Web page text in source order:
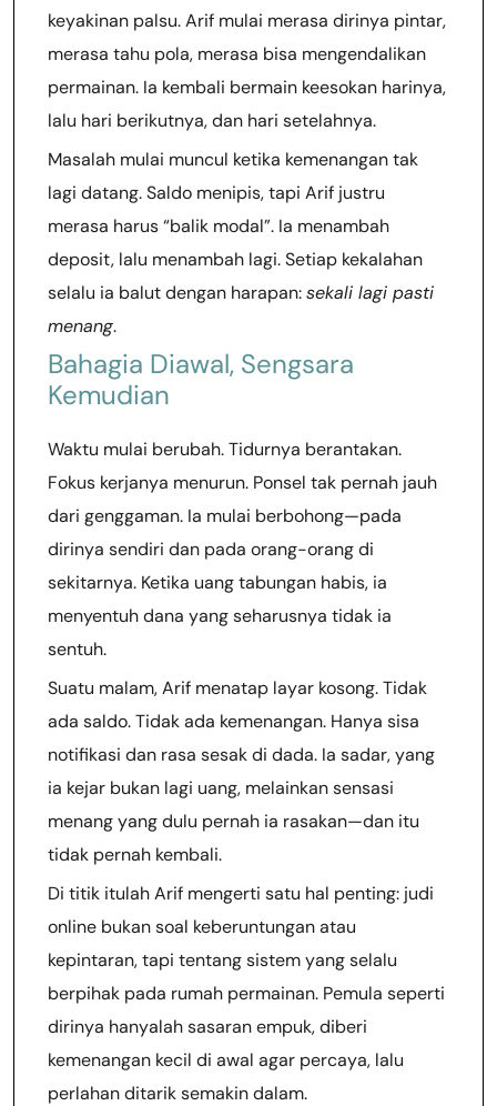
keyakinan palsu. Arif mulai merasa dirinya pintar,
merasa tahu pola, merasa bisa mengendalikan
permainan. Ia kembali bermain keesokan harinya,
lalu hari berikutnya, dan hari setelahnya.
Masalah mulai muncul ketika kemenangan tak
lagi datang. Saldo menipis, tapi Arif justru
merasa harus “balik modal”. Ia menambah
deposit, lalu menambah lagi. Setiap kekalahan
selalu ia balut dengan harapan:sekali lagi pasti
menang.
Bahagia Diawal, Sengsara
Kemudian
Waktu mulai berubah. Tidurnya berantakan.
Fokus kerjanya menurun. Ponsel tak pernah jauh
dari genggaman. Ia mulai berbohong—pada
dirinya sendiri dan pada orang-orang di
sekitarnya. Ketika uang tabungan habis, ia
menyentuh dana yang seharusnya tidak ia
sentuh.
Suatu malam, Arif menatap layar kosong. Tidak
ada saldo. Tidak ada kemenangan. Hanya sisa
notifikasi dan rasa sesak di dada. Ia sadar, yang
ia kejar bukan lagi uang, melainkan sensasi
menang yang dulu pernah ia rasakan—dan itu
tidak pernah kembali.
Di titik itulah Arif mengerti satu hal penting: judi
online bukan soal keberuntungan atau
kepintaran, tapi tentang sistem yang selalu
berpihak pada rumah permainan. Pemula seperti
dirinya hanyalah sasaran empuk, diberi
kemenangan kecil di awal agar percaya, lalu
perlahan ditarik semakin dalam.